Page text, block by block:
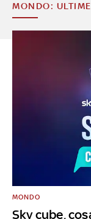
MONDO:
Sky cube,
MONDO